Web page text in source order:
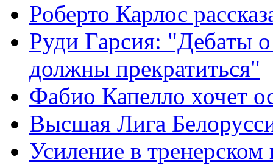
Роберто Карлос
Руди Гарсия: "Дебаты
должны прекратиться"
Фабио Капелло хочет
Высшая Лига
Усиление в